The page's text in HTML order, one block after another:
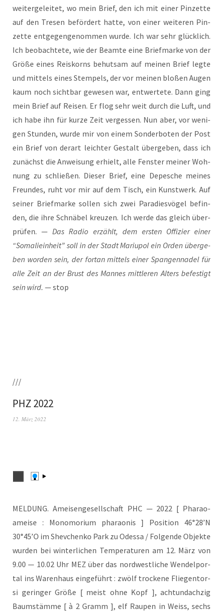
wei­ter­ge­lei­tet, wo mein Brief, den ich mit einer Pin­zet­te
auf den Tre­sen beför­dert hat­te, von einer wei­te­ren Pin­
zet­te ent­ge­gen­ge­nom­men wur­de. Ich war sehr glück­lich.
Ich beob­ach­te­te, wie der Beam­te eine Brief­mar­ke von der
Grö­ße eines Reis­korns behut­sam auf mei­nen Brief leg­te
und mit­tels eines Stem­pels, der vor mei­nen blo­ßen Augen
kaum noch sicht­bar gewe­sen war, ent­wer­te­te. Dann ging
mein Brief auf Rei­sen. Er flog sehr weit durch die Luft, und
ich habe ihn für kur­ze Zeit ver­ges­sen. Nun aber, vor weni­
gen Stun­den, wur­de mir von einem Son­der­bo­ten der Post
ein Brief von der­art leich­ter Gestalt über­ge­ben, dass ich
zunächst die Anwei­sung erhielt, alle Fens­ter mei­ner Woh­
nung zu schlie­ßen. Die­ser Brief, eine Depe­sche mei­nes
Freun­des, ruht vor mir auf dem Tisch, ein Kunst­werk. Auf
sei­ner Brief­mar­ke sol­len sich zwei Para­dies­vö­gel befin­
den, die ihre Schnä­bel kreu­zen. Ich wer­de das gleich über­
prü­fen. —Das Radio erzählt, dem ers­ten Offi­zier einer
“Soma­liein­heit” soll in der Stadt Mariu­pol ein Orden über­ge­
ben wor­den sein, der fort­an mit­tels einer Span­gen­na­del für
alle Zeit an der Brust des Man­nes mitt­le­ren Alters befes­tigt
sein wird. — stop
///
PHZ 2022
12. März 2022
MELDUNG. Amei­sen­ge­sell­schaft PHC — 2022 [ Pha­rao­
amei­se : Mono­m­ori­um pha­rao­nis ] Posi­ti­on 46°28’N
30°45’O im Shev­chen­ko Park zu Odes­sa / Fol­gen­de Objek­te
wur­den bei win­ter­li­chen Tem­pe­ra­tu­ren am 12. März von
9.00 — 10.02 Uhr MEZ über das nord­west­li­che Wen­del­por­
tal ins Waren­haus ein­ge­führt : zwölf tro­cke­ne Flie­gen­tor­
si gerin­ger Grö­ße [ meist ohne Kopf ], acht­und­ach­zig
Baum­stäm­me [ à 2 Gramm ], elf Rau­pen in Weiss, sechs